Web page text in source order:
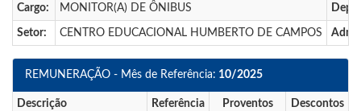
Cargo: MONITOR(A) DE ÔNIBUS
Setor: CENTRO EDUCACIONAL HUMBERTO DE CAMPOS
REMUNERAÇÃO - Mês de Referência: 10/2025
Descrição Referência
Proventos
Descontos